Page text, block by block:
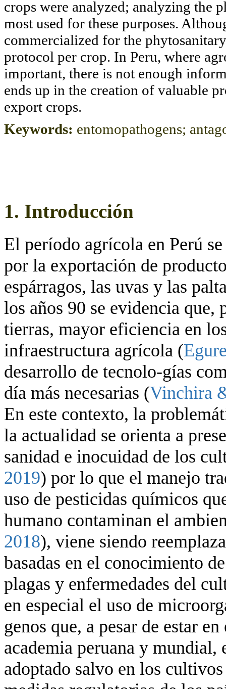
crops were analyzed; analyzing the
most used for these purposes.
commercialized for the
protocol per crop. In Peru, where
important, there is not enough
ends up in the creation of valuable
export crops.
Keywords: entomopathogens;
1. Introducción
El período agrícola en Perú
por la exportación de
espárragos, las uvas y las
los años 90 se evidencia
tierras, mayor eficiencia en
infraestructura agrícola (
desarrollo de tecnolo-gías
día más necesarias (Vinchira
En este contexto, la
la actualidad se orienta a
sanidad e inocuidad de los
2019) por lo que el manejo
uso de pesticidas químicos
humano contaminan el
2018), viene siendo
basadas en el conocimiento
plagas y enfermedades del
en especial el uso de
genos que, a pesar de estar
academia peruana y mundial,
adoptado salvo en los